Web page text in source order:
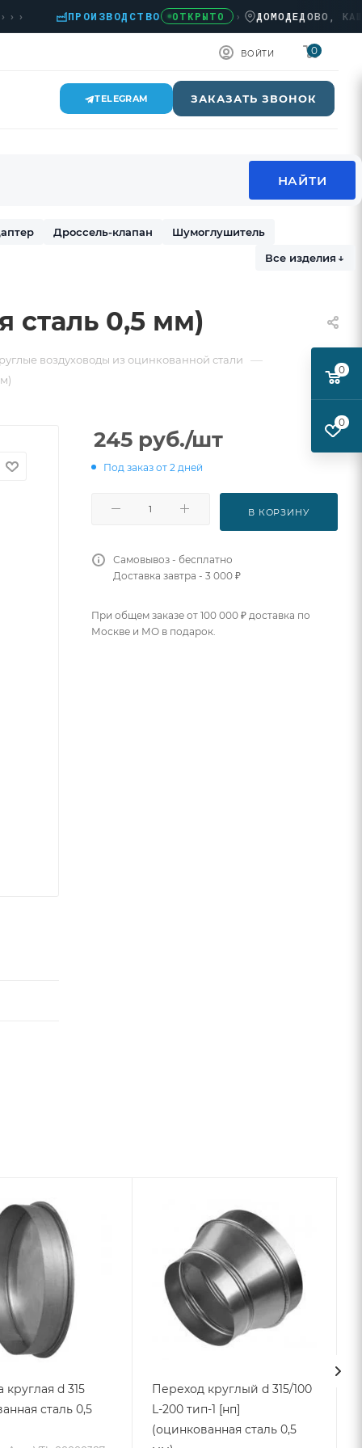
ПРОИЗВОДСТВО ОТКРЫТО › ДОМОДЕДОВО,
ВОЙТИ 0
TELEGRAM ЗАКАЗАТЬ ЗВОНОК
Дроссель-клапан
Шумоглушитель
Все изделия ↓
сталь 0,5 мм)
воздуховоды из оцинкованной стали —
245 руб./шт
Под заказ от 2 дней
В КОРЗИНУ
Самовывоз - бесплатно
Доставка завтра - 3 000 ₽
При общем заказе от 100 000 ₽ доставка по
Москве и МО в подарок.
круглая d 315
сталь 0,5
Переход круглый d 315/100
L-200 тип-1 [нп]
(оцинкованная сталь 0,5
0
0